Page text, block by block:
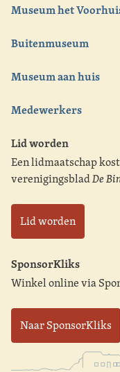
Museum het
Buitenmuseum
Museum aan huis
Medewerkers
Lid worden
Een lidmaatschap
verenigingsbladDe
Lid worden
SponsorKliks
Winkel online via
Naar SponsorKliks